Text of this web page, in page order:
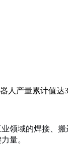
产量累计值达
领域的焊接、
量。